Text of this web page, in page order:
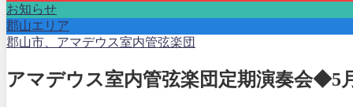
お知らせ
郡山エリア
郡山市、アマデウス室内管弦楽団
アマデウス室内管弦楽団定期演奏会◆5